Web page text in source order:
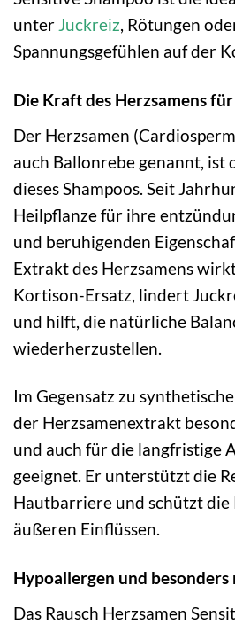
unter Juckreiz, Rötungen
Spannungsgefühlen auf der
Die Kraft des Herzsamens
Der Herzsamen
auch Ballonrebe genannt, ist
dieses Shampoos. Seit
Heilpflanze für ihre
und beruhigenden
Extrakt des Herzsamens
Kortison-Ersatz, lindert
und hilft, die natürliche
wiederherzustellen.
Im Gegensatz zu
der Herzsamenextrakt
und auch für die langfristige
geeignet. Er unterstützt die
Hautbarriere und schützt
äußeren Einflüssen.
Hypoallergen und besonders
Das Rausch Herzsamen